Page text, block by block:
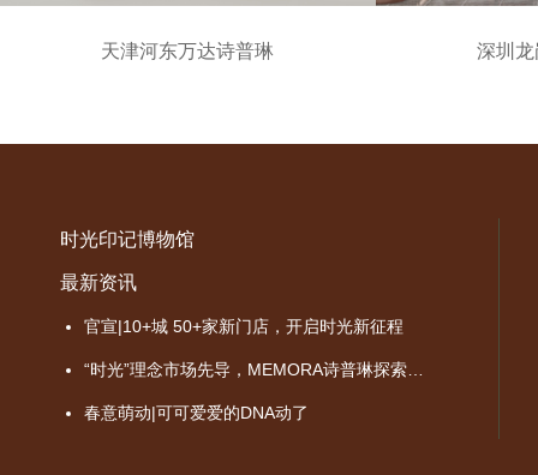
天津河东万达诗普琳 深圳
时光印记博物馆
最新资讯
官宣|10+城 50+家新门店，开启时光新征程
春意萌动|可可爱爱的DNA动了